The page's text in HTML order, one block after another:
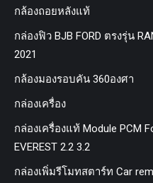
กล้องถอยหลังแท้
กล่องฟิว BJB FORD ตรงรุ่น
2021
กล้องมองรอบคัน 360องศา
กล่องเครื่อง
กล่องเครื่องแท้ Module PCM
EVEREST 2.2 3.2
กล่องเพิ่มรีโมทสตาร์ท Car